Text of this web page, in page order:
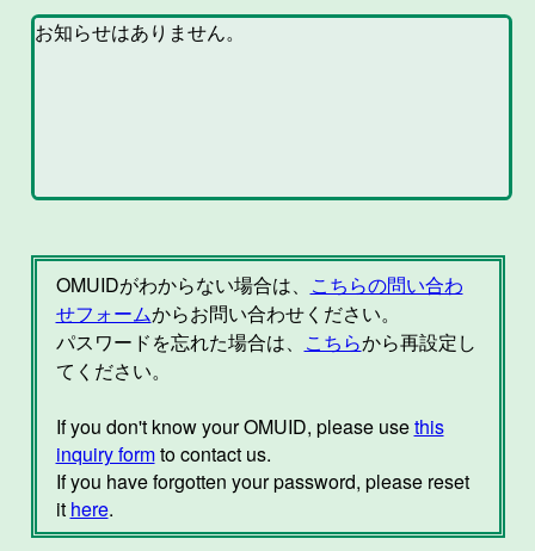
OMUIDがわからない場合は、
こちらの問い合わ
せフォームからお問い合わせください。
パスワードを忘れた場合は、
こちらから再設定し
てください。
If you don't know your OMUID, please usethis
inquiry formto contact us.
If you have forgotten your password, please reset
it here.